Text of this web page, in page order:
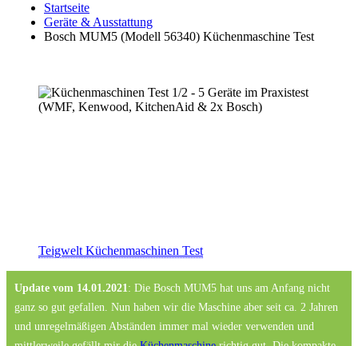
Startseite
Geräte & Ausstattung
Bosch MUM5 (Modell 56340) Küchenmaschine Test
Teigwelt Küchenmaschinen Test
Update vom 14.01.2021: Die Bosch MUM5 hat uns am Anfang nicht
ganz so gut gefallen. Nun haben wir die Maschine aber seit ca. 2 Jahren
und unregelmäßigen Abständen immer mal wieder verwenden und